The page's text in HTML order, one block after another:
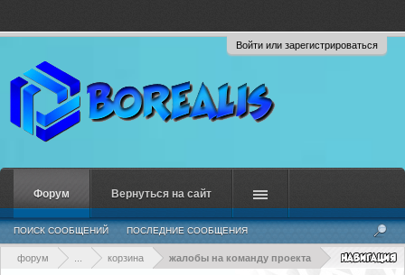
Войти или зарегистрироваться
форум корзина жалобы на команду проекта
Форум
ПОИСК СООБЩЕНИЙ ПОСЛЕДНИЕ СООБЩЕНИЯ
Вернуться на сайт